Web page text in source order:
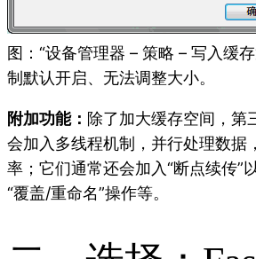
图：“设备管理器 – 策略 – 写入缓
制默认开启、无法调整大小。
附加功能： 除了加大缓存空间，第
会加入多线程机制，并行处理数据
率；它们通常还会加入“断点续传”
“覆盖/重命名”操作等。